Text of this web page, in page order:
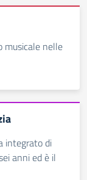
musicale nelle
integrato di
anni ed è il